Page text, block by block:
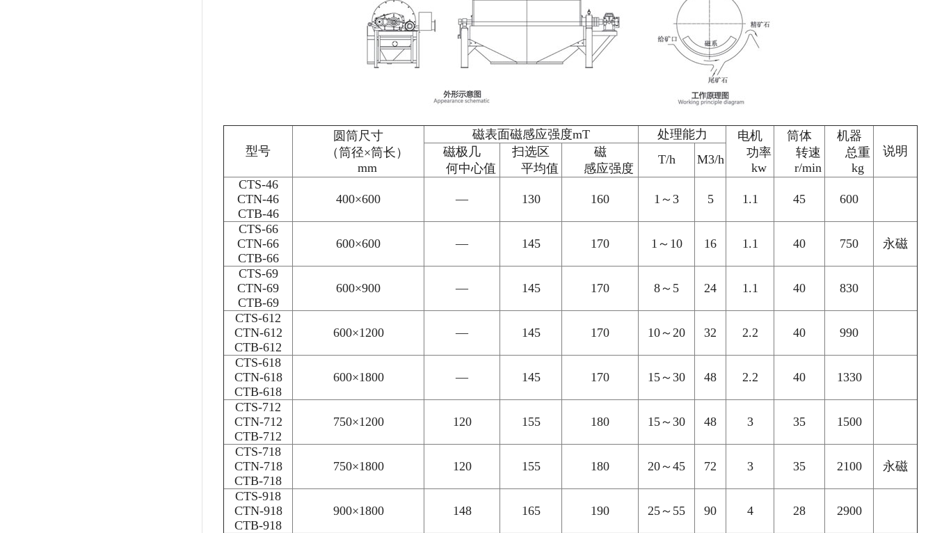
型号
圆筒尺寸
（筒径×筒长）
mm
磁表面磁感应强度mT 处理能力
电机
功率
kw
筒体
转速
r/min
机器
总重
kg
说明
磁极几
何中心值
扫选区
平均值
磁
感应强度
T/h
M3/h
CTS-46
CTN-46
CTB-46
400×600 — 130 160 1～3 5 1.1 45 600
CTS-66
CTN-66
CTB-66
600×600 — 145 170 1～10 16 1.1 40 750 永磁
CTS-69
CTN-69
CTB-69
600×900 — 145 170 8～5 24 1.1 40 830
CTS-612
CTN-612
CTB-612
600×1200 — 145 170 10～20 32 2.2 40 990
CTS-618
CTN-618
CTB-618
600×1800 — 145 170 15～30 48 2.2 40 1330
CTS-712
CTN-712
CTB-712
750×1200 120 155 180 15～30 48 3 35 1500
CTS-718
CTN-718
CTB-718
750×1800 120 155 180 20～45 72 3 35 2100 永磁
CTS-918
CTN-918
CTB-918
900×1800 148 165 190 25～55 90 4 28 2900